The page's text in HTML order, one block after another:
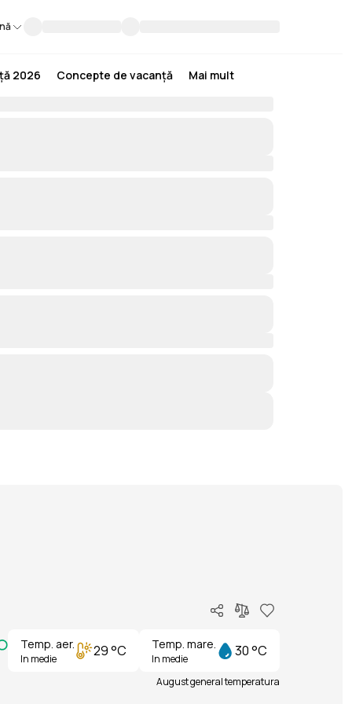
2026 Concepte de vacanță Mai mult
Temp. aer.
In medie 29 °C Temp. mare.
In medie 30 °C
August general temperatura